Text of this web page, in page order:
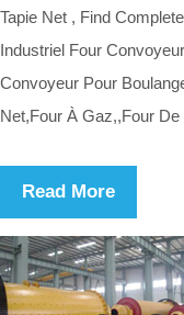
Tapie Net , Find
Industriel Four
Convoyeur Pour
Net,Four À Gaz,,Four De
Read More